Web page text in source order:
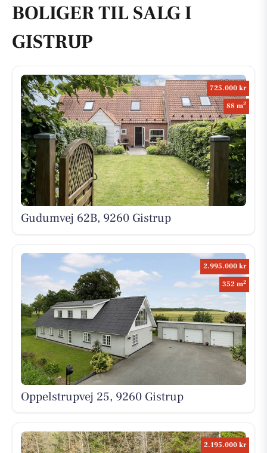
BOLIGER TIL SALG I
GISTRUP
725.000 kr
88 m2
Gudumvej 62B, 9260 Gistrup
2.995.000 kr
352 m2
Oppelstrupvej 25, 9260 Gistrup
2.195.000 kr